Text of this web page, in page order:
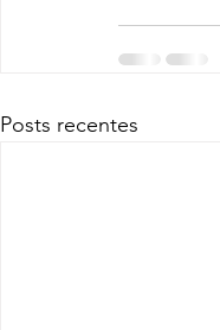
Posts recentes